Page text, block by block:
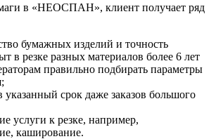
в «НЕОСПАН», клиент получает ряд
бумажных изделий и точность
в резке разных материалов более 6 лет
правильно подбирать параметры
срок даже заказов большого
услуги к резке, например,
каширование.